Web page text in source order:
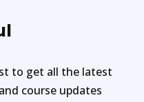
to get all the latest
course updates